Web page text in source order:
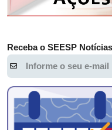
Receba o SEESP Notícias